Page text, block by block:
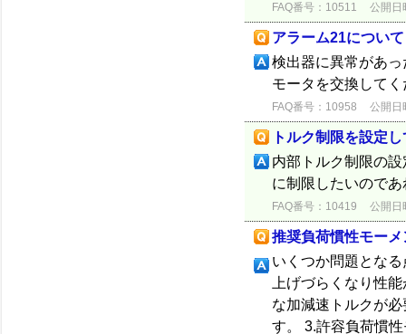
FAQ番号：10511 公開日
アラーム21について
検出器に異常があ
モータを交換して
FAQ番号：10958 公開日
トルク制限を設定
内部トルク制限の
に制限したいので
FAQ番号：10419 公開日
推奨負荷慣性モー
いくつか問題とな
上げづらくなり性
な加減速トルクが
す。 3.許容負荷慣